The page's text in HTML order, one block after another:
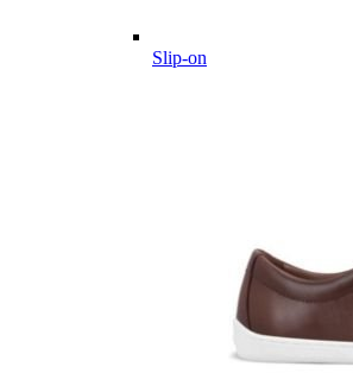
Slip-on